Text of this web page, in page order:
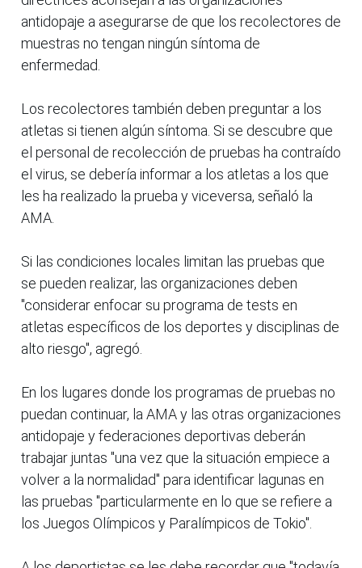
antidopaje a asegurarse de que los recolectores de
muestras no tengan ningún síntoma de
enfermedad.
Los recolectores también deben preguntar a los
atletas si tienen algún síntoma. Si se descubre que
el personal de recolección de pruebas ha contraído
el virus, se debería informar a los atletas a los que
les ha realizado la prueba y viceversa, señaló la
AMA.
Si las condiciones locales limitan las pruebas que
se pueden realizar, las organizaciones deben
"considerar enfocar su programa de tests en
atletas específicos de los deportes y disciplinas de
alto riesgo", agregó.
En los lugares donde los programas de pruebas no
puedan continuar, la AMA y las otras organizaciones
antidopaje y federaciones deportivas deberán
trabajar juntas "una vez que la situación empiece a
volver a la normalidad" para identificar lagunas en
las pruebas "particularmente en lo que se refiere a
los Juegos Olímpicos y Paralímpicos de Tokio".